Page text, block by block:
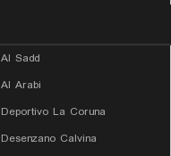
Al Sadd
Al Arabi
Deportivo La Coruna
Desenzano Calvina